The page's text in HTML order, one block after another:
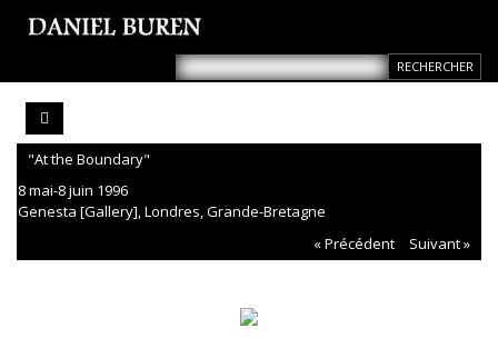
"At the Boundary"
8 mai-8 juin 1996
Genesta [Gallery], Londres, Grande-Bretagne
« Précédent
Suivant »